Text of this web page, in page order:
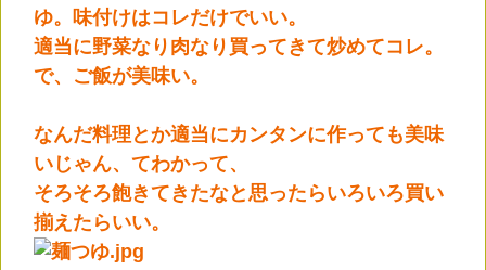
ゆ。味付けはコレだけでいい。
適当に野菜なり肉なり買ってきて炒めてコレ。
で、ご飯が美味い。
なんだ料理とか適当にカンタンに作っても美味
いじゃん、てわかって、
そろそろ飽きてきたなと思ったらいろいろ買い
揃えたらいい。